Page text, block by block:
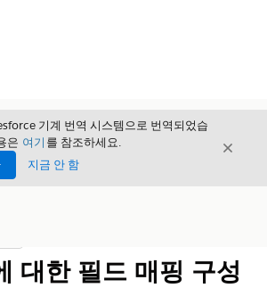
기계 번역 시스템으로 번역되었습
은 여기 를 참조하세요.
지금 안 함
닫기
대한 필드 매핑 구성